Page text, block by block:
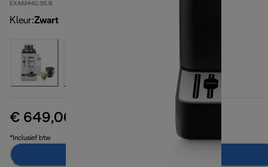
EXAM440.35.B
Kleur:Zwart
€ 649,00
*Inclusief btw